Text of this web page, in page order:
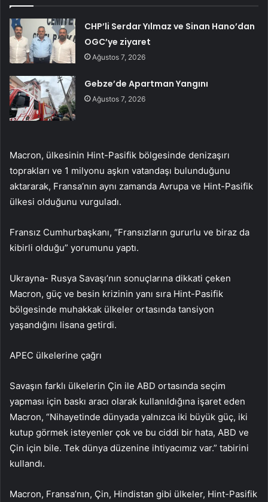
CHP’li Serdar Yılmaz ve Sinan Hano’dan
OGC’ye ziyaret
Ağustos 7, 2026
Gebze’de Apartman Yangını
Ağustos 7, 2026
Macron, ülkesinin Hint-Pasifik bölgesinde denizaşırı
toprakları ve 1 milyonu aşkın vatandaşı bulunduğunu
aktararak, Fransa’nın aynı zamanda Avrupa ve Hint-Pasifik
ülkesi olduğunu vurguladı.
Fransız Cumhurbaşkanı, “Fransızların gururlu ve biraz da
kibirli olduğu” yorumunu yaptı.
Ukrayna- Rusya Savaşı’nın sonuçlarına dikkati çeken
Macron, güç ve besin krizinin yanı sıra Hint-Pasifik
bölgesinde muhakkak ülkeler ortasında tansiyon
yaşandığını lisana getirdi.
APEC ülkelerine çağrı
Savaşın farklı ülkelerin Çin ile ABD ortasında seçim
yapması için baskı aracı olarak kullanıldığına işaret eden
Macron, “Nihayetinde dünyada yalnızca iki büyük güç, iki
kutup görmek isteyenler çok ve bu ciddi bir hata, ABD ve
Çin için bile. Tek dünya düzenine ihtiyacımız var.” tabirini
kullandı.
Macron, Fransa’nın, Çin, Hindistan gibi ülkeler, Hint-Pasifik